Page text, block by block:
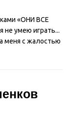
«ОНИ ВСЕ
не умею играть...
меня с жалостью